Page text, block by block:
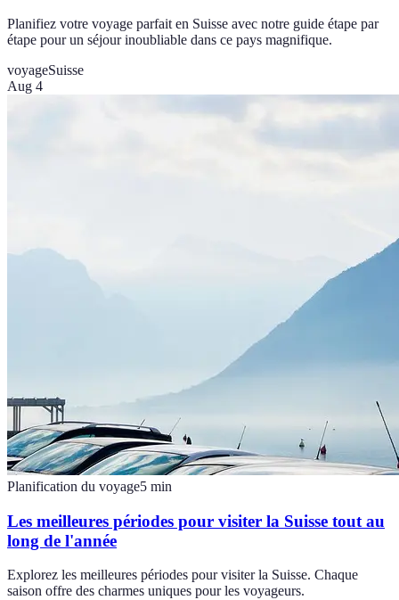
Planifiez votre voyage parfait en Suisse avec notre guide étape par
étape pour un séjour inoubliable dans ce pays magnifique.
voyageSuisse
Aug 4
Planification du voyage5 min
Les meilleures périodes pour visiter la Suisse tout au
long de l'année
Explorez les meilleures périodes pour visiter la Suisse. Chaque
saison offre des charmes uniques pour les voyageurs.